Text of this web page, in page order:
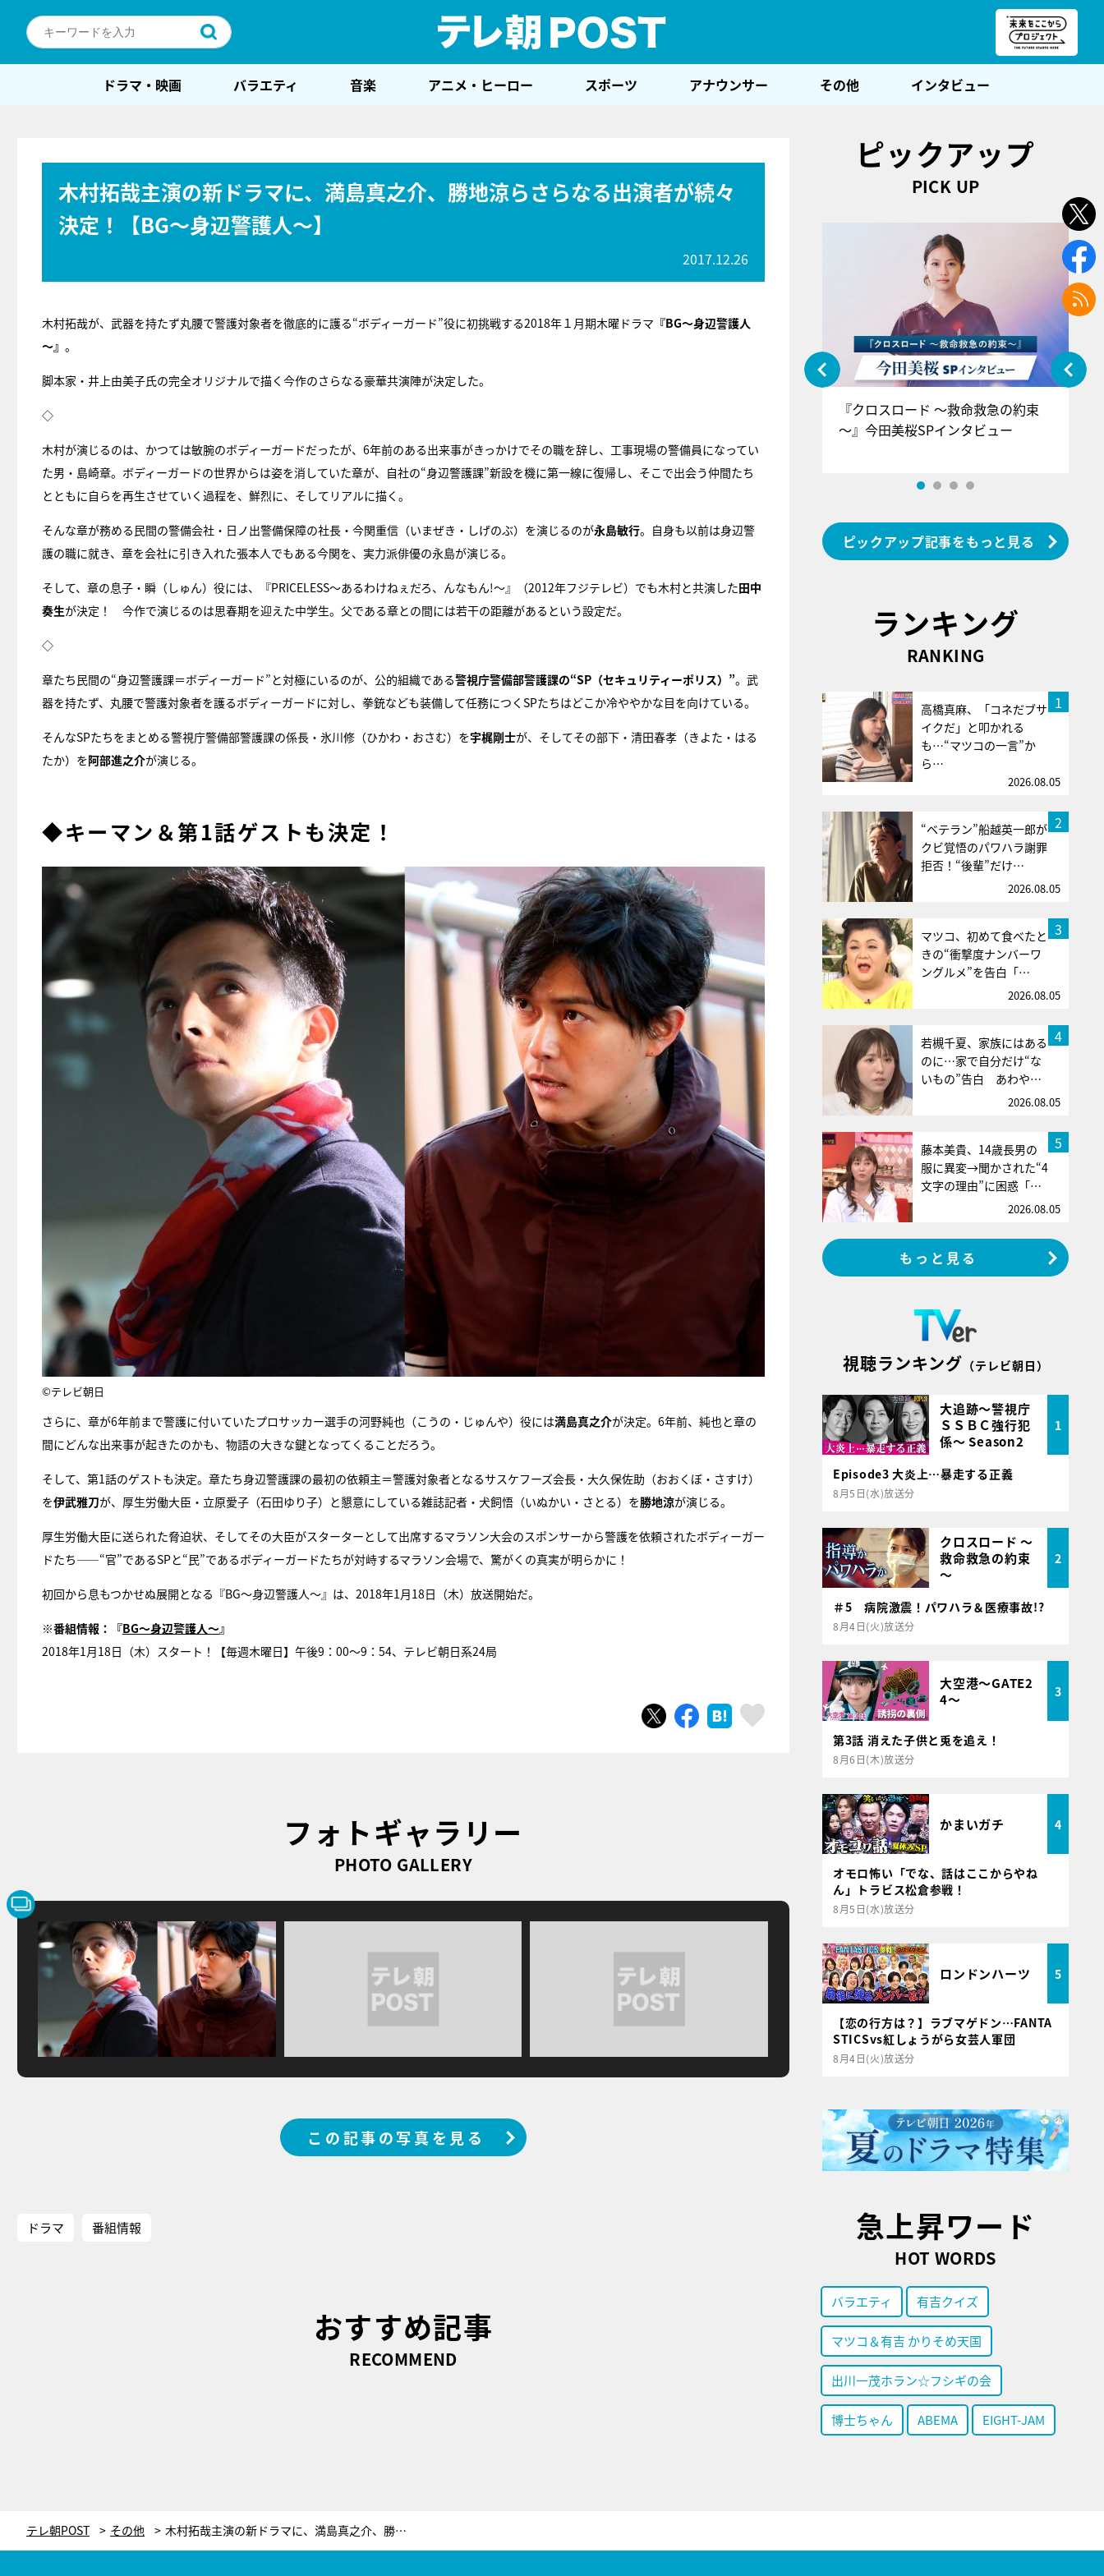
ドラマ・映画 バラエティ 音楽 アニメ・ヒーロー スポーツ アナウンサー その他 インタビュー
木村拓哉主演の新ドラマに、満島真之介、勝地涼らさらなる出演者が続々
決定！【BG～身辺警護人～】
2017.12.26
木村拓哉が、武器を持たず丸腰で警護対象者を徹底的に護る“ボディーガード”役に初挑戦する2018年１月期木曜ドラマ 『BG～身辺警護人
～』 。
脚本家・井上由美子氏の完全オリジナルで描く今作のさらなる豪華共演陣が決定した。
◇
木村が演じるのは、かつては敏腕のボディーガードだったが、6年前のある出来事がきっかけでその職を辞し、工事現場の警備員になってい
た男・島崎章。ボディーガードの世界からは姿を消していた章が、自社の“身辺警護課”新設を機に第一線に復帰し、そこで出会う仲間たち
とともに自らを再生させていく過程を、鮮烈に、そしてリアルに描く。
そんな章が務める民間の警備会社・日ノ出警備保障の社長・今関重信（いまぜき・しげのぶ）を演じるのが永島敏行。自身も以前は身辺警
護の職に就き、章を会社に引き入れた張本人でもある今関を、実力派俳優の永島が演じる。
そして、章の息子・瞬（しゅん）役には、『PRICELESS〜あるわけねぇだろ、んなもん!〜』（2012年フジテレビ）でも木村と共演した田中
奏生が決定！ 今作で演じるのは思春期を迎えた中学生。父である章との間には若干の距離があるという設定だ。
◇
章たち民間の“身辺警護課＝ボディーガード”と対極にいるのが、公的組織である警視庁警備部警護課の“SP（セキュリティーポリス）”。武
器を持たず、丸腰で警護対象者を護るボディーガードに対し、拳銃なども装備して任務につくSPたちはどこか冷ややかな目を向けている。
そんなSPたちをまとめる警視庁警備部警護課の係長・氷川修（ひかわ・おさむ）を宇梶剛士が、そしてその部下・清田春孝（きよた・はる
たか）を阿部進之介が演じる。
◆キーマン＆第1話ゲストも決定！
©テレビ朝日
さらに、章が6年前まで警護に付いていたプロサッカー選手の河野純也（こうの・じゅんや）役には満島真之介が決定。6年前、純也と章の
間にどんな出来事が起きたのかも、物語の大きな鍵となってくることだろう。
そして、第1話のゲストも決定。章たち身辺警護課の最初の依頼主＝警護対象者となるサスケフーズ会長・大久保佐助（おおくぼ・さすけ）
を伊武雅刀が、厚生労働大臣・立原愛子（石田ゆり子）と懇意にしている雑誌記者・犬飼悟（いぬかい・さとる）を勝地涼が演じる。
厚生労働大臣に送られた脅迫状、そしてその大臣がスターターとして出席するマラソン大会のスポンサーから警護を依頼されたボディーガー
ドたち――“官”であるSPと“民”であるボディーガードたちが対峙するマラソン会場で、驚がくの真実が明らかに！
初回から息もつかせぬ展開となる『BG～身辺警護人～』は、2018年1月18日（木）放送開始だ。
※番組情報：『BG～身辺警護人～』
2018年1月18日（木）スタート！【毎週木曜日】午後9：00～9：54、テレビ朝日系24局
ツイートシェア はてブ スキボタン
フォトギャラリー
PHOTO GALLERY
この記事の写真を見る
ドラマ 番組情報
おすすめ記事
RECOMMEND
ピックアップ
PICK UP
ビュー
『クロスロード ～救命救急の約束
～』今田美桜SPインタビュー
ピックアップ記事をもっと見る
ランキング
RANKING
1
高橋真麻、「コネだブサ
イクだ」と叩かれる
も…“マツコの一言”か
ら…
2026.08.05
2
“ベテラン”船越英一郎が
クビ覚悟のパワハラ謝罪
拒否！“後輩”だけ…
2026.08.05
3
マツコ、初めて食べたと
きの“衝撃度ナンバーワ
ングルメ”を告白「…
2026.08.05
4
若槻千夏、家族にはある
のに…家で自分だけ“な
いもの”告白 あわや…
2026.08.05
5
藤本美貴、14歳長男の
服に異変→聞かされた“4
文字の理由”に困惑「…
2026.08.05
もっと見る
視聴ランキング （テレビ朝日）
大追跡～警視庁
ＳＳＢＣ強行犯
係～ Season2
1
Episode3 大炎上…暴走する正義
8月5日(水)放送分
クロスロード ～
救命救急の約束
～
2
＃5 病院激震！パワハラ＆医療事故!?
8月4日(火)放送分
大空港～GATE2
4～
3
第3話 消えた子供と兎を追え！
8月6日(木)放送分
かまいガチ 4
オモロ怖い「でな、話はここからやね
ん」トラビス松倉参戦！
8月5日(水)放送分
ロンドンハーツ 5
【恋の行方は？】ラブマゲドン…FANTA
STICSvs紅しょうがら女芸人軍団
8月4日(火)放送分
急上昇ワード
HOT WORDS
バラエティ 有吉クイズ
マツコ＆有吉 かりそめ天国
出川一茂ホラン☆フシギの会
博士ちゃん ABEMA EIGHT-JAM
テレ朝POST その他 木村拓哉主演の新ドラマに、満島真之介、勝地涼らさらなる出演者が続々決定！【BG～身辺警護人～】